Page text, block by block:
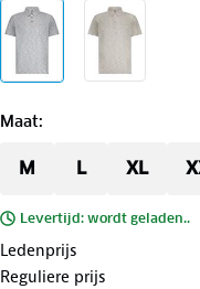
Maat:
M L XL
Levertijd: wordt geladen..
Ledenprijs
Reguliere prijs